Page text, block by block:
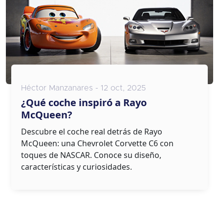
Héctor Manzanares - 12 oct, 2025
¿Qué coche inspiró a Rayo
McQueen?
Descubre el coche real detrás de Rayo
McQueen: una Chevrolet Corvette C6 con
toques de NASCAR. Conoce su diseño,
características y curiosidades.